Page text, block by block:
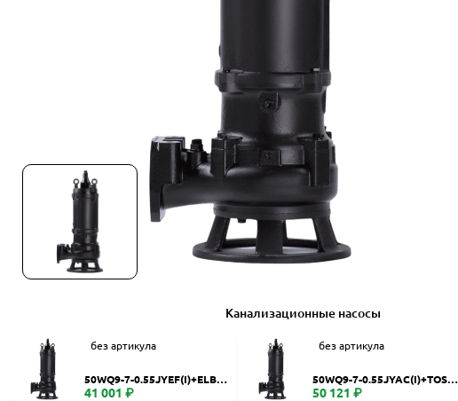
Канализационные насосы
без артикула
50WQ9-7-0.55JYEF(I)+ELB50
WQ
41 001 ₽
без артикула
50WQ9-7-0.55JYAC(I)+TOS-5
0
50 121 ₽